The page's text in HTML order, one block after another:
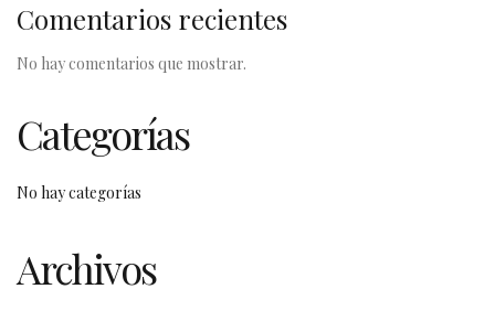
Comentarios recientes
No hay comentarios que mostrar.
Categorías
No hay categorías
Archivos